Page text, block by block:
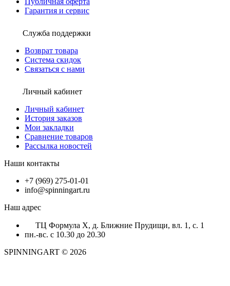
Гарантия и сервис
Служба поддержки
Возврат товара
Система скидок
Связаться с нами
Личный кабинет
Личный кабинет
История заказов
Мои закладки
Сравнение товаров
Рассылка новостей
Наши контакты
+7 (969) 275-01-01
info@spinningart.ru
Наш адрес
ТЦ Формула X, д. Ближние Прудищи, вл. 1, с. 1
пн.-вс. с 10.30 до 20.30
SPINNINGART © 2026